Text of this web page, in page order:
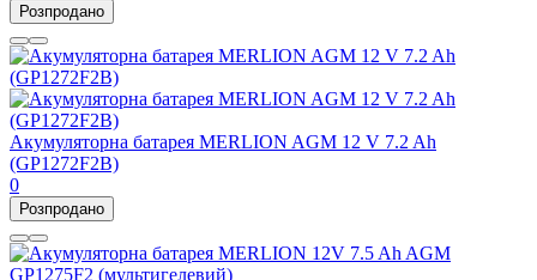
Розпродано
Акумуляторна батарея MERLION AGM 12 V 7.2 Ah
(GP1272F2B)
0
Розпродано